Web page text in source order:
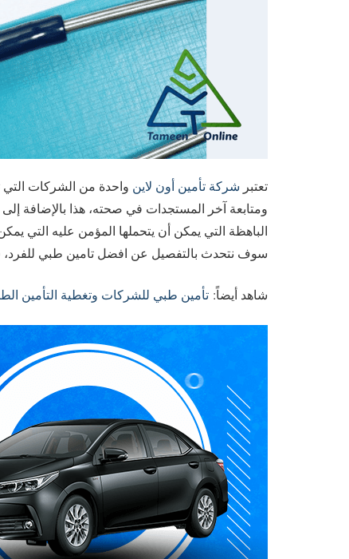
تعتبر شركة تأمين أون لاين واحدة من الشركات
ومتابعة آخر المستجدات في صحته، هذا بالإضافة
الباهظة التي يمكن أن يتحملها المؤمن عليه التي
سوف نتحدث بالتفصيل عن افضل تامين طبي للفرد،
شاهد أيضاً: تأمين طبي للشركات وتغطية التأمين